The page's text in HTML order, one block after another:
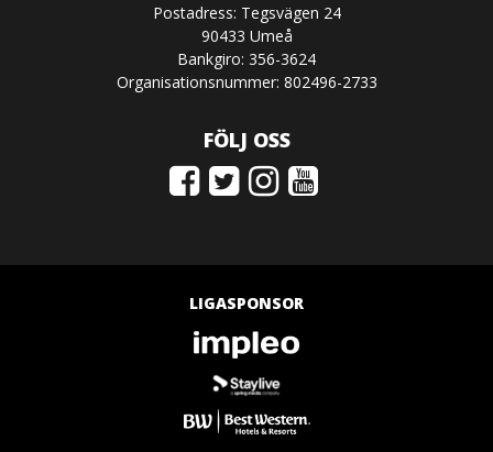
Postadress: Tegsvägen 24
90433 Umeå
Bankgiro: 356-3624
Organisationsnummer: 802496-2733
FÖLJ OSS
LIGASPONSOR